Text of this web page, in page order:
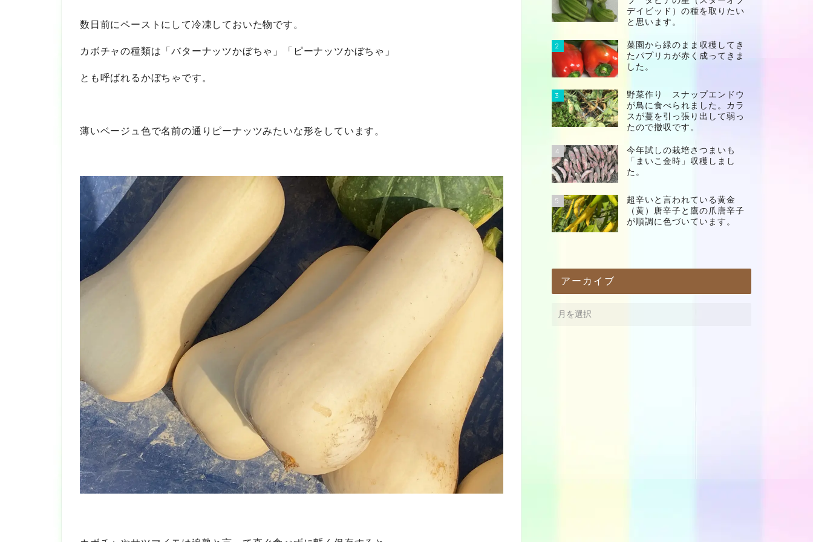
数日前にペーストにして冷凍しておいた物です。
カボチャの種類は「バターナッツかぼちゃ」「ピーナッツかぼちゃ」
とも呼ばれるかぼちゃです。
薄いベージュ色で名前の通りピーナッツみたいな形をしています。
デイビッド）の種を取りたい
と思います。
2
菜園から緑のまま収穫してき
たパプリカが赤く成ってきま
した。
3
野菜作り スナップエンドウ
が鳥に食べられました。カラ
スが蔓を引っ張り出して弱っ
たので撤収です。
4
今年試しの栽培さつまいも
「まいこ金時」収穫しまし
た。
5
超辛いと言われている黄金
（黄）唐辛子と鷹の爪唐辛子
が順調に色づいています。
アーカイブ